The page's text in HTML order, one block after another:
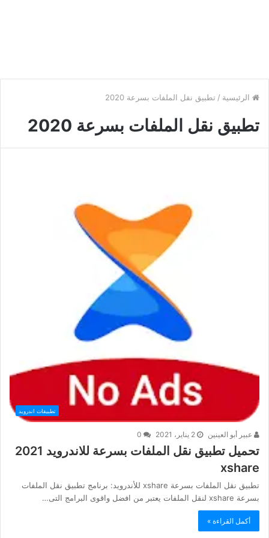
الرئيسية / تطبيق نقل الملفات بسرعة 2020
تطبيق نقل الملفات بسرعة 2020
تطبيقات اندرويد
عبير أبو العينين 2 يناير، 2021
تحميل تطبيق نقل الملفات بسرعة للاندرويد 2021
xshare
تطبيق نقل الملفات بسرعة xshare للأندرويد: برنامج تطبيق نقل الملفات
بسرعة xshare لنقل الملفات يعتبر من افضل واقوى البرامج التى…
أكمل القراءة »